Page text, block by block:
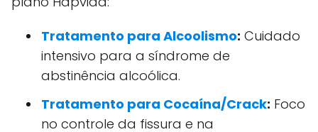
Tratamento para Alcoolismo: Cuidado
intensivo para a síndrome de
abstinência alcoólica.
Tratamento para Cocaína/Crack: Foco
no controle da fissura e na